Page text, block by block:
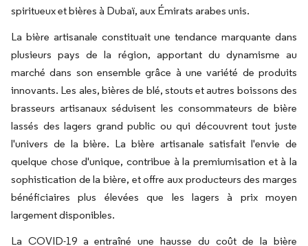
spiritueux et bières à Dubaï, aux Émirats arabes unis.
La bière artisanale constituait une tendance marquante dans
plusieurs pays de la région, apportant du dynamisme au
marché dans son ensemble grâce à une variété de produits
innovants. Les ales, bières de blé, stouts et autres boissons des
brasseurs artisanaux séduisent les consommateurs de bière
lassés des lagers grand public ou qui découvrent tout juste
l'univers de la bière. La bière artisanale satisfait l'envie de
quelque chose d'unique, contribue à la premiumisation et à la
sophistication de la bière, et offre aux producteurs des marges
bénéficiaires plus élevées que les lagers à prix moyen
largement disponibles.
La COVID-19 a entraîné une hausse du coût de la bière